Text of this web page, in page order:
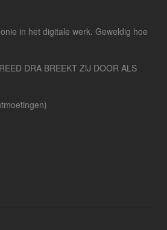
in het digitale werk. Geweldig hoe
DRA BREEKT ZIJ DOOR ALS